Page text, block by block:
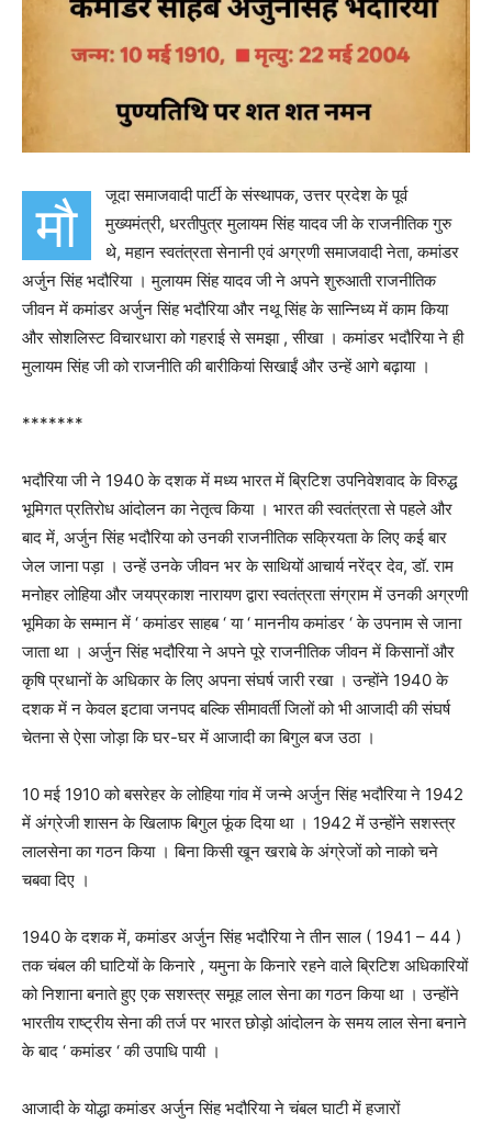
मौ
जूदा समाजवादी पार्टी के संस्थापक, उत्तर प्रदेश के पूर्व
मुख्यमंत्री, धरतीपुत्र मुलायम सिंह यादव जी के राजनीतिक गुरु
थे, महान स्वतंत्रता सेनानी एवं अग्रणी समाजवादी नेता, कमांडर
अर्जुन सिंह भदौरिया । मुलायम सिंह यादव जी ने अपने शुरुआती राजनीतिक
जीवन में कमांडर अर्जुन सिंह भदौरिया और नथू सिंह के सान्निध्य में काम किया
और सोशलिस्ट विचारधारा को गहराई से समझा , सीखा । कमांडर भदौरिया ने ही
मुलायम सिंह जी को राजनीति की बारीकियां सिखाईं और उन्हें आगे बढ़ाया ।
*******
भदौरिया जी ने 1940 के दशक में मध्य भारत में ब्रिटिश उपनिवेशवाद के विरुद्ध
भूमिगत प्रतिरोध आंदोलन का नेतृत्व किया । भारत की स्वतंत्रता से पहले और
बाद में, अर्जुन सिंह भदौरिया को उनकी राजनीतिक सक्रियता के लिए कई बार
जेल जाना पड़ा । उन्हें उनके जीवन भर के साथियों आचार्य नरेंद्र देव, डॉ. राम
मनोहर लोहिया और जयप्रकाश नारायण द्वारा स्वतंत्रता संग्राम में उनकी अग्रणी
भूमिका के सम्मान में ‘ कमांडर साहब ‘ या ‘ माननीय कमांडर ‘ के उपनाम से जाना
जाता था । अर्जुन सिंह भदौरिया ने अपने पूरे राजनीतिक जीवन में किसानों और
कृषि प्रधानों के अधिकार के लिए अपना संघर्ष जारी रखा । उन्होंने 1940 के
दशक में न केवल इटावा जनपद बल्कि सीमावर्ती जिलों को भी आजादी की संघर्ष
चेतना से ऐसा जोड़ा कि घर-घर में आजादी का बिगुल बज उठा ।
10 मई 1910 को बसरेहर के लोहिया गांव में जन्मे अर्जुन सिंह भदौरिया ने 1942
में अंग्रेजी शासन के खिलाफ बिगुल फूंक दिया था । 1942 में उन्होंने सशस्त्र
लालसेना का गठन किया । बिना किसी खून खराबे के अंग्रेजों को नाको चने
चबवा दिए ।
1940 के दशक में, कमांडर अर्जुन सिंह भदौरिया ने तीन साल ( 1941 – 44 )
तक चंबल की घाटियों के किनारे , यमुना के किनारे रहने वाले ब्रिटिश अधिकारियों
को निशाना बनाते हुए एक सशस्त्र समूह लाल सेना का गठन किया था । उन्होंने
भारतीय राष्ट्रीय सेना की तर्ज पर भारत छोड़ो आंदोलन के समय लाल सेना बनाने
के बाद ‘ कमांडर ‘ की उपाधि पायी ।
आजादी के योद्धा कमांडर अर्जुन सिंह भदौरिया ने चंबल घाटी में हजारों